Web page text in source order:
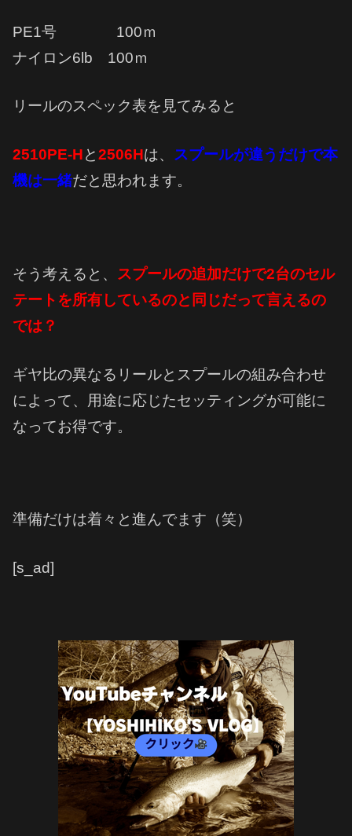
PE1号 100ｍ
ナイロン6lb 100ｍ
リールのスペック表を見てみると
2510PE-Hと2506Hは、 スプールが違うだけで本
機は一緒だと思われます。
そう考えると、 スプールの追加だけで2台のセル
テートを所有しているのと同じだって言えるの
では？
ギヤ比の異なるリールとスプールの組み合わせ
によって、用途に応じたセッティングが可能に
なってお得です。
準備だけは着々と進んでます（笑）
[s_ad]